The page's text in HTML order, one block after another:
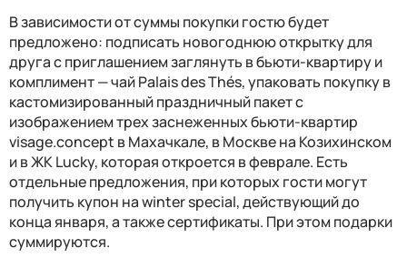
В зависимости от суммы покупки гостю будет
предложено: подписать новогоднюю открытку для
друга с приглашением заглянуть в бьюти-квартиру и
комплимент — чай Palais des Thés, упаковать покупку в
кастомизированный праздничный пакет с
изображением трех заснеженных бьюти-квартир
visage.concept в Махачкале, в Москве на Козихинском
и в ЖК Lucky, которая откроется в феврале. Есть
отдельные предложения, при которых гости могут
получить купон на winter special, действующий до
конца января, а также сертификаты. При этом подарки
суммируются.